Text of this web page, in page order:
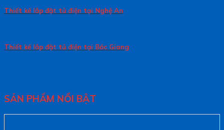
Thiết kế lắp đặt tủ điện tại Nghệ An
Thiết kế lắp đặt tủ điện tại Bắc Giang
SẢN PHẨM NỔI BẬT